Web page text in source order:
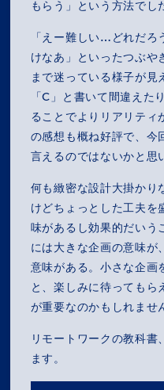
もらう」という方法でし
「えー難しい…どれだ
けなあ」といったつぶや
まで迷っている様子が見
「C」と書いて間違えた
ることでよりリアリティ
の感想も概ね好評で、今
言えるのではないかと思
何も緻密な設計大掛かり
けどちょっとした工夫を
味があるし効果的だいう
には大きな企画の意味が
意味がある。小さな企画
と、楽しみに待ってもら
が重要なのかもしれませ
リモートワークの教科書
ます。